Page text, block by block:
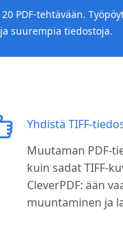
PDF-tehtävään.
suurempia tiedostoja.
Yhdistä TIFF-
Muutaman PDF-
kuin sadat TIFF-
CleverPDF: ään
muuntaminen ja